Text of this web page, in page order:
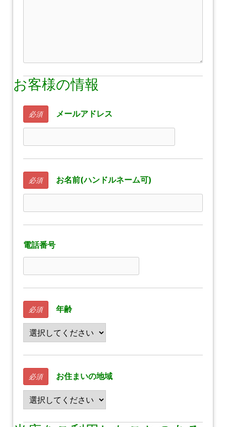
お客様の情報
必須 メールアドレス
必須 お名前(ハンドルネーム可)
電話番号
必須 年齢
必須 お住まいの地域